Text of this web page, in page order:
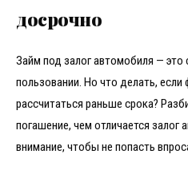
досрочно
Займ под залог автомобиля — это
пользовании. Но что делать, если
рассчитаться раньше срока?
погашение, чем отличается залог
внимание, чтобы не попасть